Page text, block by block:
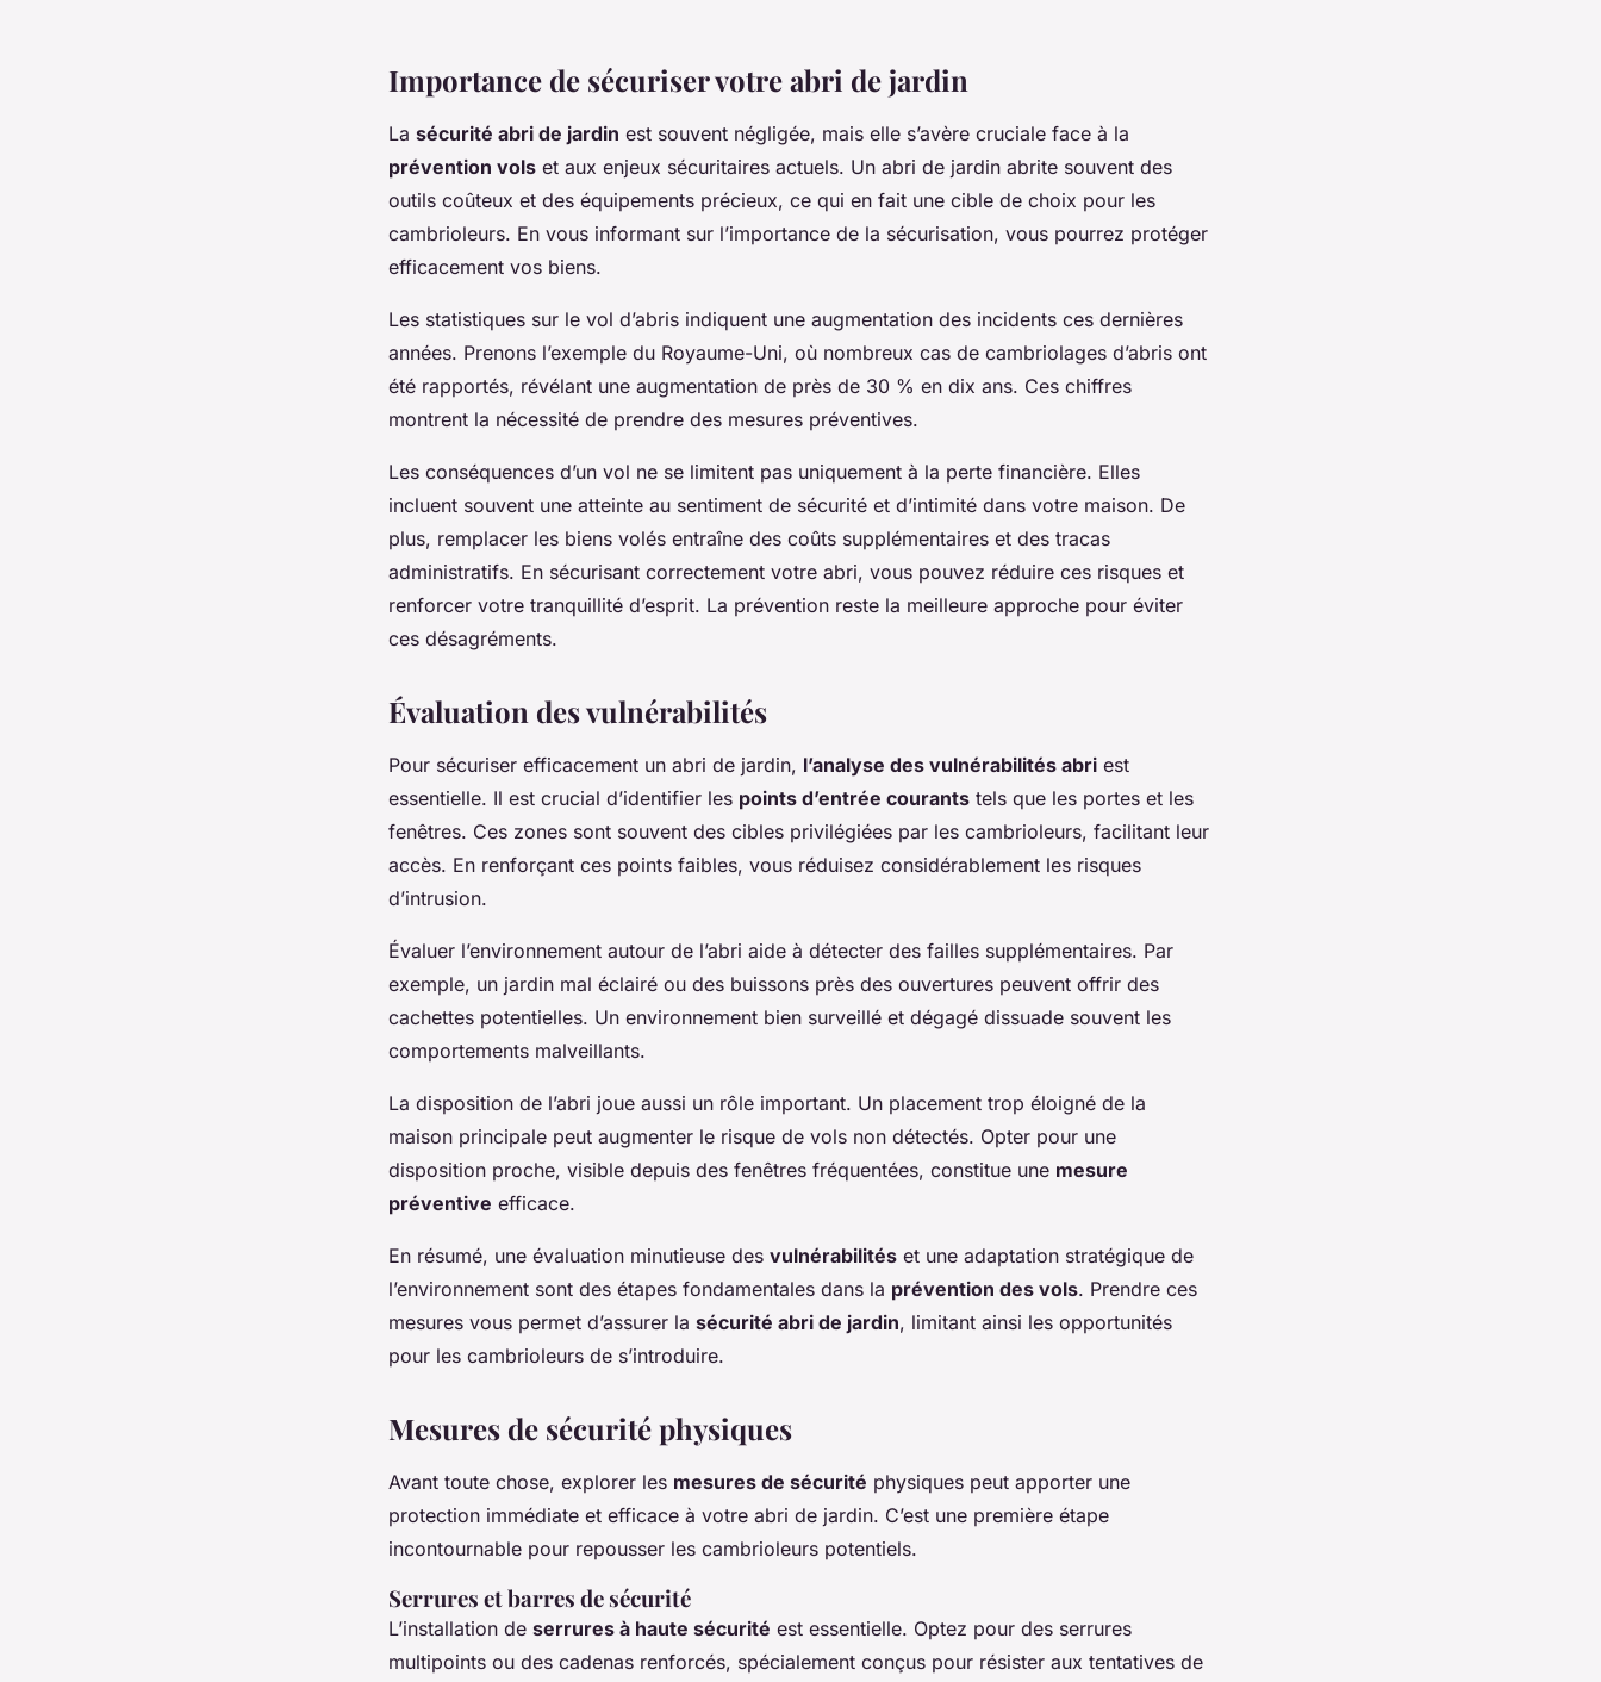
Importance de sécuriser votre abri de jardin
La sécurité abri de jardin est souvent négligée, mais elle s’avère cruciale face à la
prévention vols et aux enjeux sécuritaires actuels. Un abri de jardin abrite souvent des
outils coûteux et des équipements précieux, ce qui en fait une cible de choix pour les
cambrioleurs. En vous informant sur l’importance de la sécurisation, vous pourrez protéger
efficacement vos biens.
Les statistiques sur le vol d’abris indiquent une augmentation des incidents ces dernières
années. Prenons l’exemple du Royaume-Uni, où nombreux cas de cambriolages d’abris ont
été rapportés, révélant une augmentation de près de 30 % en dix ans. Ces chiffres
montrent la nécessité de prendre des mesures préventives.
Les conséquences d’un vol ne se limitent pas uniquement à la perte financière. Elles
incluent souvent une atteinte au sentiment de sécurité et d’intimité dans votre maison. De
plus, remplacer les biens volés entraîne des coûts supplémentaires et des tracas
administratifs. En sécurisant correctement votre abri, vous pouvez réduire ces risques et
renforcer votre tranquillité d’esprit. La prévention reste la meilleure approche pour éviter
ces désagréments.
Évaluation des vulnérabilités
Pour sécuriser efficacement un abri de jardin, l’analyse des vulnérabilités abri est
essentielle. Il est crucial d’identifier les points d’entrée courants tels que les portes et les
fenêtres. Ces zones sont souvent des cibles privilégiées par les cambrioleurs, facilitant leur
accès. En renforçant ces points faibles, vous réduisez considérablement les risques
d’intrusion.
Évaluer l’environnement autour de l’abri aide à détecter des failles supplémentaires. Par
exemple, un jardin mal éclairé ou des buissons près des ouvertures peuvent offrir des
cachettes potentielles. Un environnement bien surveillé et dégagé dissuade souvent les
comportements malveillants.
La disposition de l’abri joue aussi un rôle important. Un placement trop éloigné de la
maison principale peut augmenter le risque de vols non détectés. Opter pour une
disposition proche, visible depuis des fenêtres fréquentées, constitue une mesure
préventive efficace.
En résumé, une évaluation minutieuse des vulnérabilités et une adaptation stratégique de
l’environnement sont des étapes fondamentales dans la prévention des vols. Prendre ces
mesures vous permet d’assurer la sécurité abri de jardin, limitant ainsi les opportunités
pour les cambrioleurs de s’introduire.
Mesures de sécurité physiques
Avant toute chose, explorer les mesures de sécurité physiques peut apporter une
protection immédiate et efficace à votre abri de jardin. C’est une première étape
incontournable pour repousser les cambrioleurs potentiels.
Serrures et barres de sécurité
L’installation de serrures à haute sécurité est essentielle. Optez pour des serrures
multipoints ou des cadenas renforcés, spécialement conçus pour résister aux tentatives de